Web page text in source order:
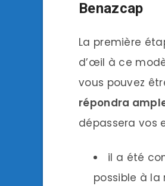
Benazcap
La première
d’œil à ce
vous pouvez
répondra
dépassera vos
il a été
possible à la